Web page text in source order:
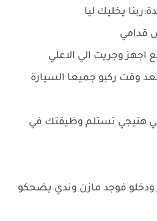
يخليك ليا
قدامي
اجهز وجريت الي الاعلي
وقت ركبو جميعا السيارة
هتيجي تستلم وظيقتك في
فوجد مازن وندي يضحكو